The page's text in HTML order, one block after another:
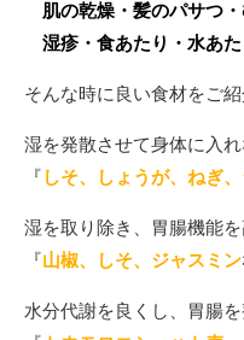
肌の乾燥・髪のパサつ・
湿疹・食あたり・水あ
そんな時に良い食材をご紹
湿を発散させて身体に入
『 しそ、しょうが、ねぎ
湿を取り除き、胃腸機能
『山椒、しそ、ジャスミン
水分代謝を良くし、胃腸